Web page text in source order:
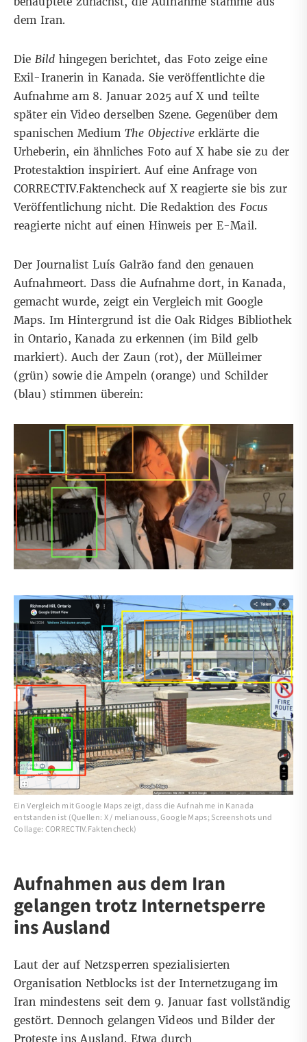
dem Iran.
Die Bild hingegen berichtet, das Foto zeige eine
Exil-Iranerin in Kanada. Sieveröffentlichte die
Aufnahme am 8. Januar 2025 auf X und teilte
späterein Video derselben Szene.Gegenüber dem
spanischen Medium The Objectiveerklärte die
Urheberin, ein ähnliches Foto auf X habe sie zu der
Protestaktion inspiriert. Auf eine Anfrage von
CORRECTIV.Faktencheck auf X reagierte sie bis zur
Veröffentlichung nicht. Die Redaktion des Focus
reagierte nicht auf einen Hinweis per E-Mail.
Der Journalist Luís Galrão fand den genauen
Aufnahmeort. Dass die Aufnahme dort, in Kanada,
gemacht wurde, zeigt ein Vergleich mitGoogle
Maps. Im Hintergrund ist die Oak Ridges Bibliothek
in Ontario, Kanadazu erkennen (im Bild gelb
markiert). Auch der Zaun (rot), der Mülleimer
(grün) sowie die Ampeln (orange) und Schilder
(blau) stimmen überein:
Ein Vergleich mit Google Maps zeigt, dass die Aufnahme in Kanada
entstanden ist (Quellen: X / melianouss, Google Maps; Screenshots und
Collage: CORRECTIV.Faktencheck)
Aufnahmen aus dem Iran
gelangen trotz Internetsperre
ins Ausland
Laut der auf Netzsperren spezialisierten
Organisation Netblocks ist der Internetzugang im
Iran mindestens seit dem 9. Januar fast vollständig
gestört. Dennoch gelangen Videos und Bilder der
Proteste ins Ausland. Etwa durch